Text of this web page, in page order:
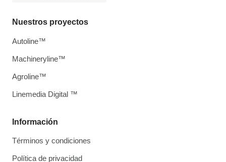
Información
Términos y condiciones
Política de privacidad
Nuestros proyectos
Autoline™
Machineryline™
Agroline™
Linemedia Digital ™